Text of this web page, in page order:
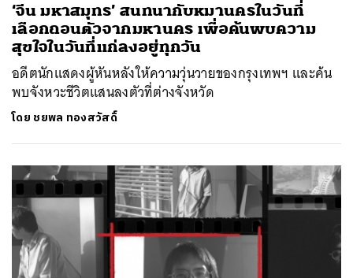
‘จีน มหาสมุทร’ สนทนากับหมานครในวันที่
เลือกถอนตัวจากมหานคร เพื่อค้นพบความ
สุขใจในวันที่แก่ลงอยู่ทุกวัน
อดีตนักแสดงผู้หันหลังให้ความวุ่นวายของกรุงเทพฯ และค้น
พบจังหวะชีวิตแสนลงตัวที่ต่างจังหวัด
โดย ชยพล ทองสวัสดิ์